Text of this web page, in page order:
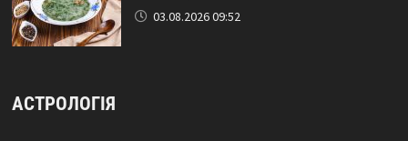
03.08.2026 09:52
АСТРОЛОГІЯ